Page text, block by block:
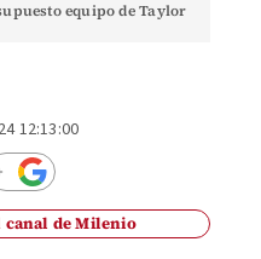
equipo de Taylor
12:13:00
canal de Milenio